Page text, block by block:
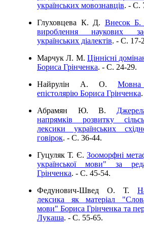
українських мовознавців. - C.
Глуховцева К. Д. Внесок Б.
вироблення наукових
українських діалектів. - C. 17-
Марчук Л. М. Ціннісні
Бориса Грінченка. - C. 24-29.
Найрулін А. О. Мовна
епістолярію Бориса Грінченка
Абрамян Ю. В.
напрямків розвитку
лексики українських
говірок. - C. 36-44.
Гуцуляк Т. Є. Зооморфні
української мови" за
Грінченка. - C. 45-54.
Федунович-Швед О. Т.
лексика як матеріал
мови" Бориса Грінченка та
Лукаша. - C. 55-65.